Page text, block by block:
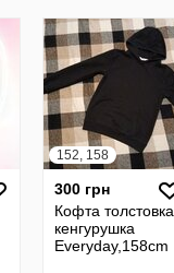
152, 158
300 грн
Кофта толстовка
кенгурушка
Everyday,158cm